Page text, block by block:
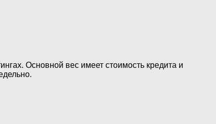
Основной вес имеет стоимость кредита и